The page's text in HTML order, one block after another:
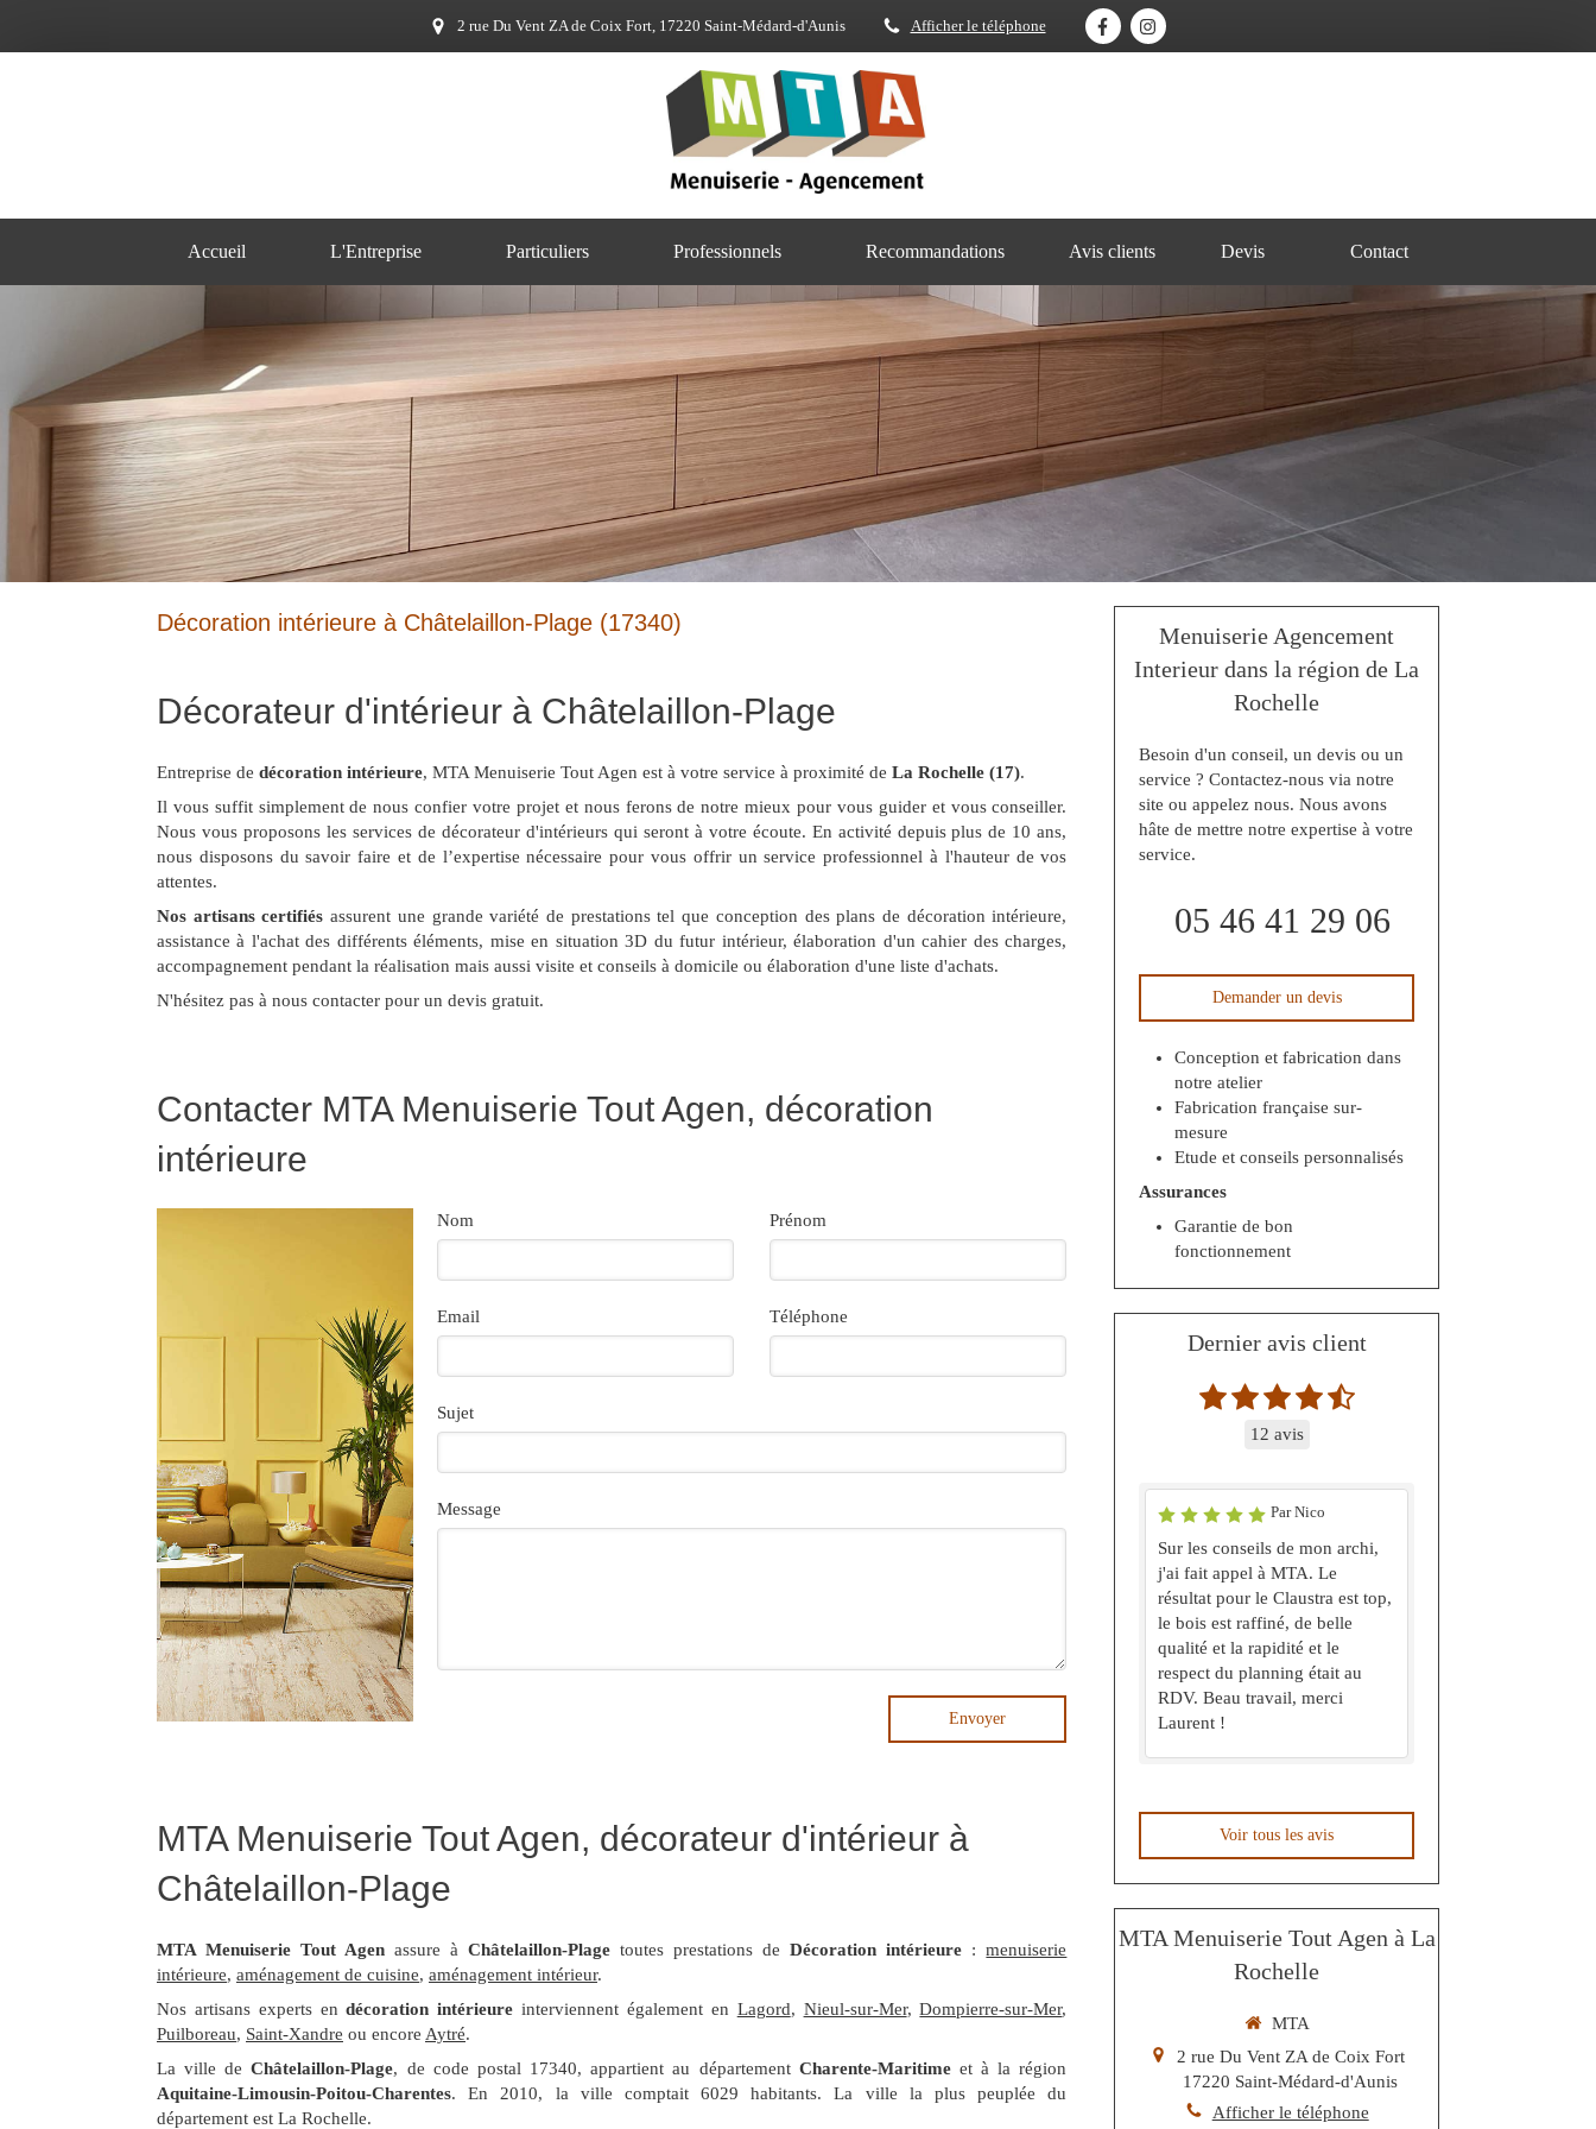
2 rue Du Vent ZA de Coix Fort, 17220 Saint-Médard-d'Aunis Afficher le téléphone
Accueil L'Entreprise Particuliers Professionnels Recommandations Avis clients Devis Contact
Décoration intérieure à Châtelaillon-Plage (17340)
Décorateur d'intérieur à Châtelaillon-Plage
Entreprise de décoration intérieure, MTA Menuiserie Tout Agen est à votre service à proximité de La Rochelle (17).
Il vous suffit simplement de nous confier votre projet et nous ferons de notre mieux pour vous guider et vous conseiller.
Nous vous proposons les services de décorateur d'intérieurs qui seront à votre écoute. En activité depuis plus de 10 ans,
nous disposons du savoir faire et de l’expertise nécessaire pour vous offrir un service professionnel à l'hauteur de vos
attentes.
Nos artisans certifiés assurent une grande variété de prestations tel que conception des plans de décoration intérieure,
assistance à l'achat des différents éléments, mise en situation 3D du futur intérieur, élaboration d'un cahier des charges,
accompagnement pendant la réalisation mais aussi visite et conseils à domicile ou élaboration d'une liste d'achats.
N'hésitez pas à nous contacter pour un devis gratuit.
Contacter MTA Menuiserie Tout Agen, décoration
intérieure
Nom Prénom
Email Téléphone
Sujet
Message
Envoyer
MTA Menuiserie Tout Agen, décorateur d'intérieur à
Châtelaillon-Plage
MTA Menuiserie Tout Agen assure àChâtelaillon-Plage toutes prestations deDécoration intérieure :menuiserie
intérieure, aménagement de cuisine, aménagement intérieur.
Nos artisans experts endécoration intérieure interviennent également en Lagord, Nieul-sur-Mer,Dompierre-sur-Mer,
Puilboreau, Saint-Xandre ou encore Aytré.
La ville deChâtelaillon-Plage, de code postal 17340, appartient au département Charente-Maritimeet à la région
Aquitaine-Limousin-Poitou-Charentes. En 2010, la ville comptait 6029 habitants. La ville la plus peuplée du
département est La Rochelle.
Menuiserie Agencement
Interieur dans la région de La
Rochelle
Besoin d'un conseil, un devis ou un
service ? Contactez-nous via notre
site ou appelez nous. Nous avons
hâte de mettre notre expertise à votre
service.
05 46 41 29 06
Demander un devis
Conception et fabrication dans
notre atelier
Fabrication française sur-
mesure
Etude et conseils personnalisés
Assurances
Garantie de bon
fonctionnement
Dernier avis client
12 avis
Par Nico
Sur les conseils de mon archi,
j'ai fait appel à MTA. Le
résultat pour le Claustra est top,
le bois est raffiné, de belle
qualité et la rapidité et le
respect du planning était au
RDV. Beau travail, merci
Laurent !
Voir tous les avis
MTA Menuiserie Tout Agen à La
Rochelle
MTA
2 rue Du Vent ZA de Coix Fort
17220 Saint-Médard-d'Aunis
Afficher le téléphone